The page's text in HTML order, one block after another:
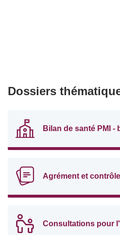
Dossiers
Bilan de santé PMI -
Agrément et
Consultations pour